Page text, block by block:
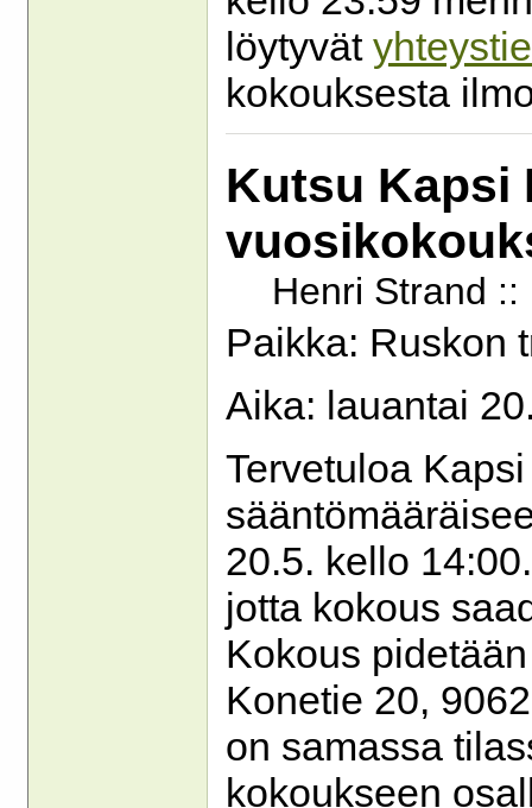
löytyvät
kokouksesta
Kutsu Kapsi
Henri Strand
Paikka: Ruskon
Aika: lauantai
Tervetuloa
20.5. kello
jotta kokous
Kokous
Konetie 20,
on samassa
kokoukseen